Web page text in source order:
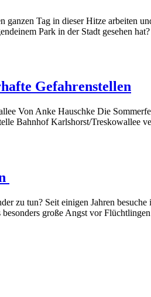
ganzen Tag in dieser Hitze arbeiten
Park in der Stadt gesehen
Gefahrenstellen
Von Anke Hauschke Die
Bahnhof Karlshorst/Treskowallee
zu tun? Seit einigen Jahren
große Angst vor